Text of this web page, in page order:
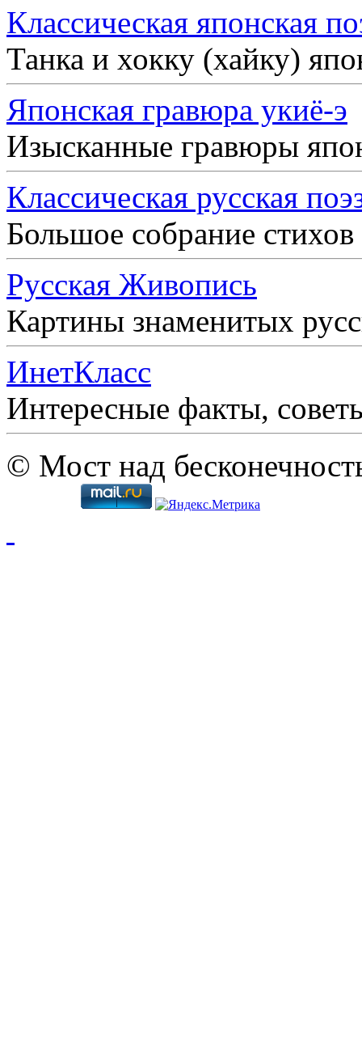
Классическая японская
Танка и хокку (хайку)
Японская гравюра укиё-э
Изысканные гравюры
Классическая русская
Большое собрание
Русская Живопись
Картины знаменитых
ИнетКласс
Интересные факты,
© Мост над